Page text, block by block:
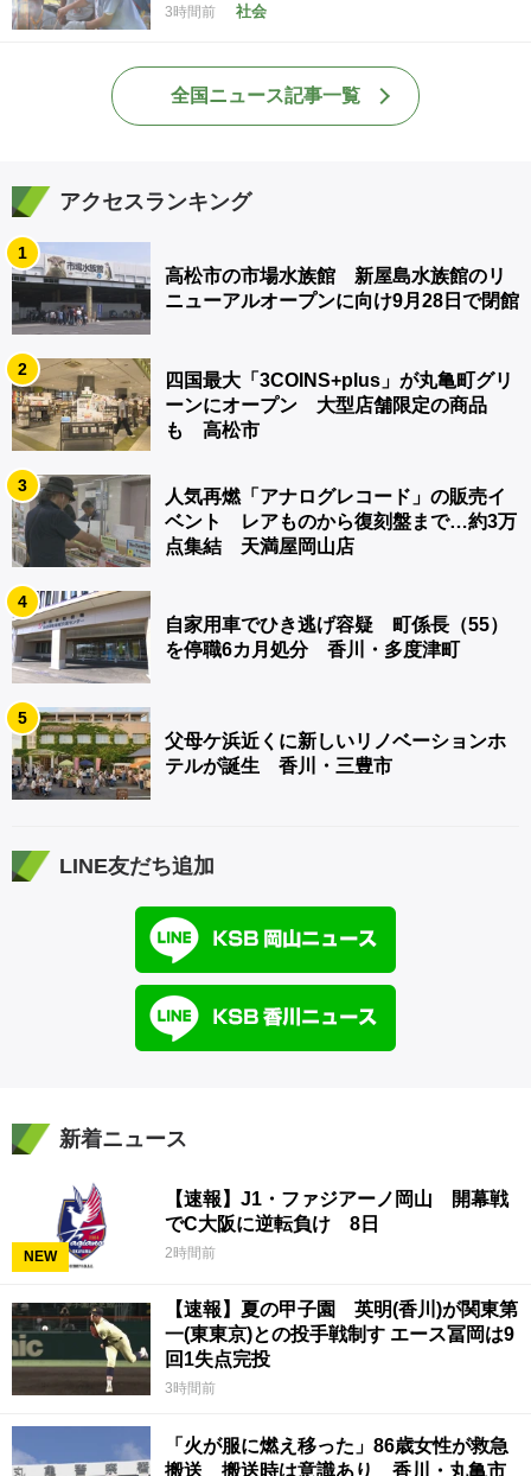
3時間前 社会
全国ニュース記事一覧
アクセスランキング
1
高松市の市場水族館 新屋島水族館のリ
ニューアルオープンに向け9月28日で閉館
2
四国最大「3COINS+plus」が丸亀町グリ
ーンにオープン 大型店舗限定の商品
も 高松市
3
人気再燃「アナログレコード」の販売イ
ベント レアものから復刻盤まで…約3万
点集結 天満屋岡山店
4
自家用車でひき逃げ容疑 町係長（55）
を停職6カ月処分 香川・多度津町
5
父母ケ浜近くに新しいリノベーションホ
テルが誕生 香川・三豊市
LINE友だち追加
新着ニュース
NEW
【速報】J1・ファジアーノ岡山 開幕戦
でC大阪に逆転負け 8日
2時間前
【速報】夏の甲子園 英明(香川)が関東第
一(東東京)との投手戦制す エース冨岡は9
回1失点完投
3時間前
「火が服に燃え移った」86歳女性が救急
搬送 搬送時は意識あり 香川・丸亀市